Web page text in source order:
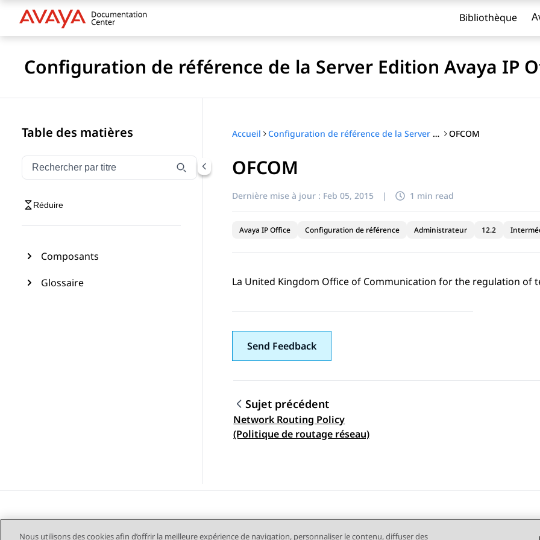
Bibliothèque
Configuration de référence de la Server Edition Avaya IP
Table des matières
Filtrer la navigation par titre
Saisissez pour filtrer les éléments de navigation par titre
Réduire
Composants
Glossaire
Accueil Configuration de référence de la Server Edition Avaya IP Office™ Platform OFCOM
OFCOM
Dernière mise à jour : Feb 05, 2015 | 1 min read
Avaya IP Office Configuration de référence Administrateur 12.2
La United Kingdom Office of Communication for the regulation of
Send Feedback
Navigation par sujet
Sujet précédent
Network Routing Policy
(Politique de routage réseau)
Nous utilisons des cookies afin d’offrir la meilleure expérience de navigation, personnaliser le contenu, diffuser des